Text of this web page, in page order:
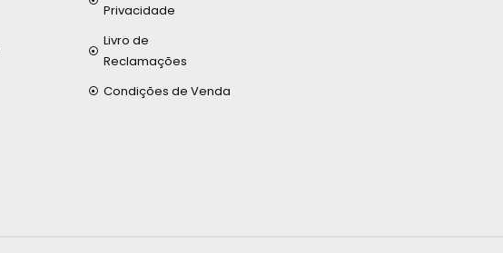
Privacidade
Livro de
Reclamações
Condições de Venda